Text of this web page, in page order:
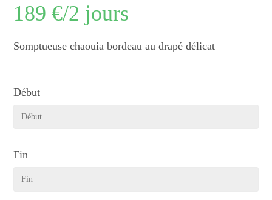
189€/2 jours
Somptueuse chaouia bordeau au drapé délicat
Début
Fin